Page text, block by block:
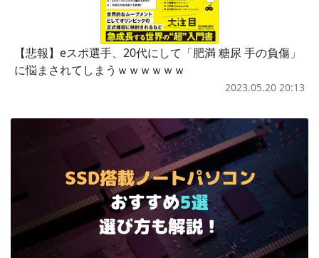
【悲報】eスポ選手、20代にして「肥満 糖尿 手の負傷」
に悩まされてしまうｗｗｗｗｗｗ
2023.05.20 20:13